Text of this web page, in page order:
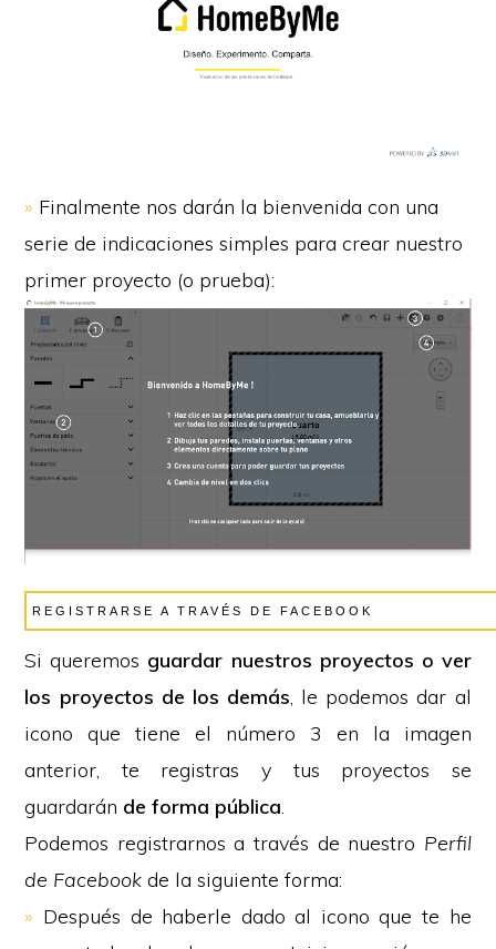
» Finalmente nos darán la bienvenida con una
serie de indicaciones simples para crear nuestro
primer proyecto (o prueba):
REGISTRARSE A TRAVÉS DE FACEBOOK
Si queremos guardar nuestros proyectos o ver
los proyectos de los demás, le podemos dar al
icono que tiene el número 3 en la imagen
anterior, te registras y tus proyectos se
guardarán de forma pública.
Podemos registrarnos a través de nuestro Perfil
de Facebook de la siguiente forma:
» Después de haberle dado al icono que te he